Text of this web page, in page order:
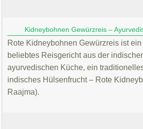
Kidneybohnen Gewürzreis –
Rote Kidneybohnen Gewürzreis ist
beliebtes Reisgericht aus der
ayurvedischen Küche, ein
indisches Hülsenfrucht – Rote
Raajma).